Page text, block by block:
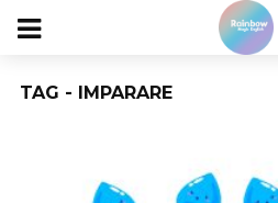
TAG - IMPARARE